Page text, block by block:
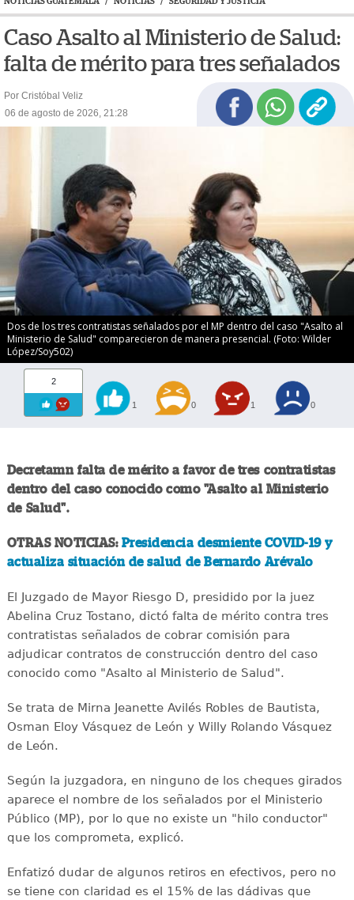
Caso Asalto al Ministerio de Salud:
falta de mérito para tres señalados
Por Cristóbal Veliz
06 de agosto de 2026, 21:28
Dos de los tres contratistas señalados por el MP dentro del caso "Asalto al
Ministerio de Salud" comparecieron de manera presencial. (Foto: Wilder
López/Soy502)
2
1 0 1 0
Decretamn falta de mérito a favor de tres contratistas
dentro del caso conocido como "Asalto al Ministerio
de Salud".
OTRAS NOTICIAS: Presidencia desmiente COVID-19 y
actualiza situación de salud de Bernardo Arévalo
El Juzgado de Mayor Riesgo D, presidido por la juez
Abelina Cruz Tostano, dictó falta de mérito contra tres
contratistas señalados de cobrar comisión para
adjudicar contratos de construcción dentro del caso
conocido como "Asalto al Ministerio de Salud".
Se trata de Mirna Jeanette Avilés Robles de Bautista,
Osman Eloy Vásquez de León y Willy Rolando Vásquez
de León.
Según la juzgadora, en ninguno de los cheques girados
aparece el nombre de los señalados por el Ministerio
Público (MP), por lo que no existe un "hilo conductor"
que los comprometa, explicó.
Enfatizó dudar de algunos retiros en efectivos, pero no
se tiene con claridad es el 15% de las dádivas que